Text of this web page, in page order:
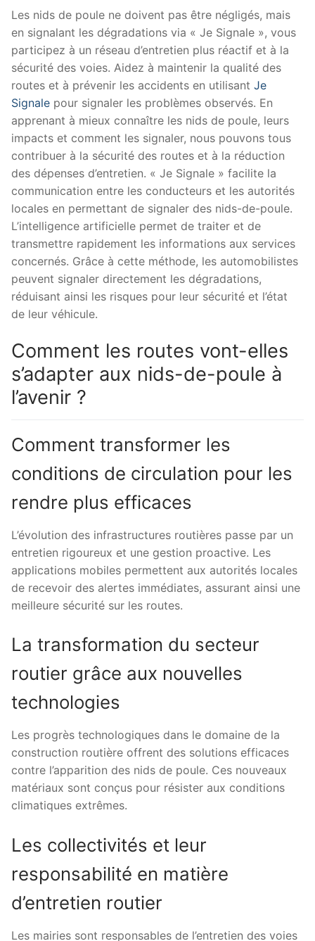
Les nids de poule ne doivent pas être négligés, mais
en signalant les dégradations via « Je Signale », vous
participez à un réseau d’entretien plus réactif et à la
sécurité des voies. Aidez à maintenir la qualité des
routes et à prévenir les accidents en utilisant Je
Signale pour signaler les problèmes observés. En
apprenant à mieux connaître les nids de poule, leurs
impacts et comment les signaler, nous pouvons tous
contribuer à la sécurité des routes et à la réduction
des dépenses d’entretien. « Je Signale » facilite la
communication entre les conducteurs et les autorités
locales en permettant de signaler des nids-de-poule.
L’intelligence artificielle permet de traiter et de
transmettre rapidement les informations aux services
concernés. Grâce à cette méthode, les automobilistes
peuvent signaler directement les dégradations,
réduisant ainsi les risques pour leur sécurité et l’état
de leur véhicule.
Comment les routes vont-elles
s’adapter aux nids-de-poule à
l’avenir ?
Comment transformer les
conditions de circulation pour les
rendre plus efficaces
L’évolution des infrastructures routières passe par un
entretien rigoureux et une gestion proactive. Les
applications mobiles permettent aux autorités locales
de recevoir des alertes immédiates, assurant ainsi une
meilleure sécurité sur les routes.
La transformation du secteur
routier grâce aux nouvelles
technologies
Les progrès technologiques dans le domaine de la
construction routière offrent des solutions efficaces
contre l’apparition des nids de poule. Ces nouveaux
matériaux sont conçus pour résister aux conditions
climatiques extrêmes.
Les collectivités et leur
responsabilité en matière
d’entretien routier
Les mairies sont responsables de l’entretien des voies